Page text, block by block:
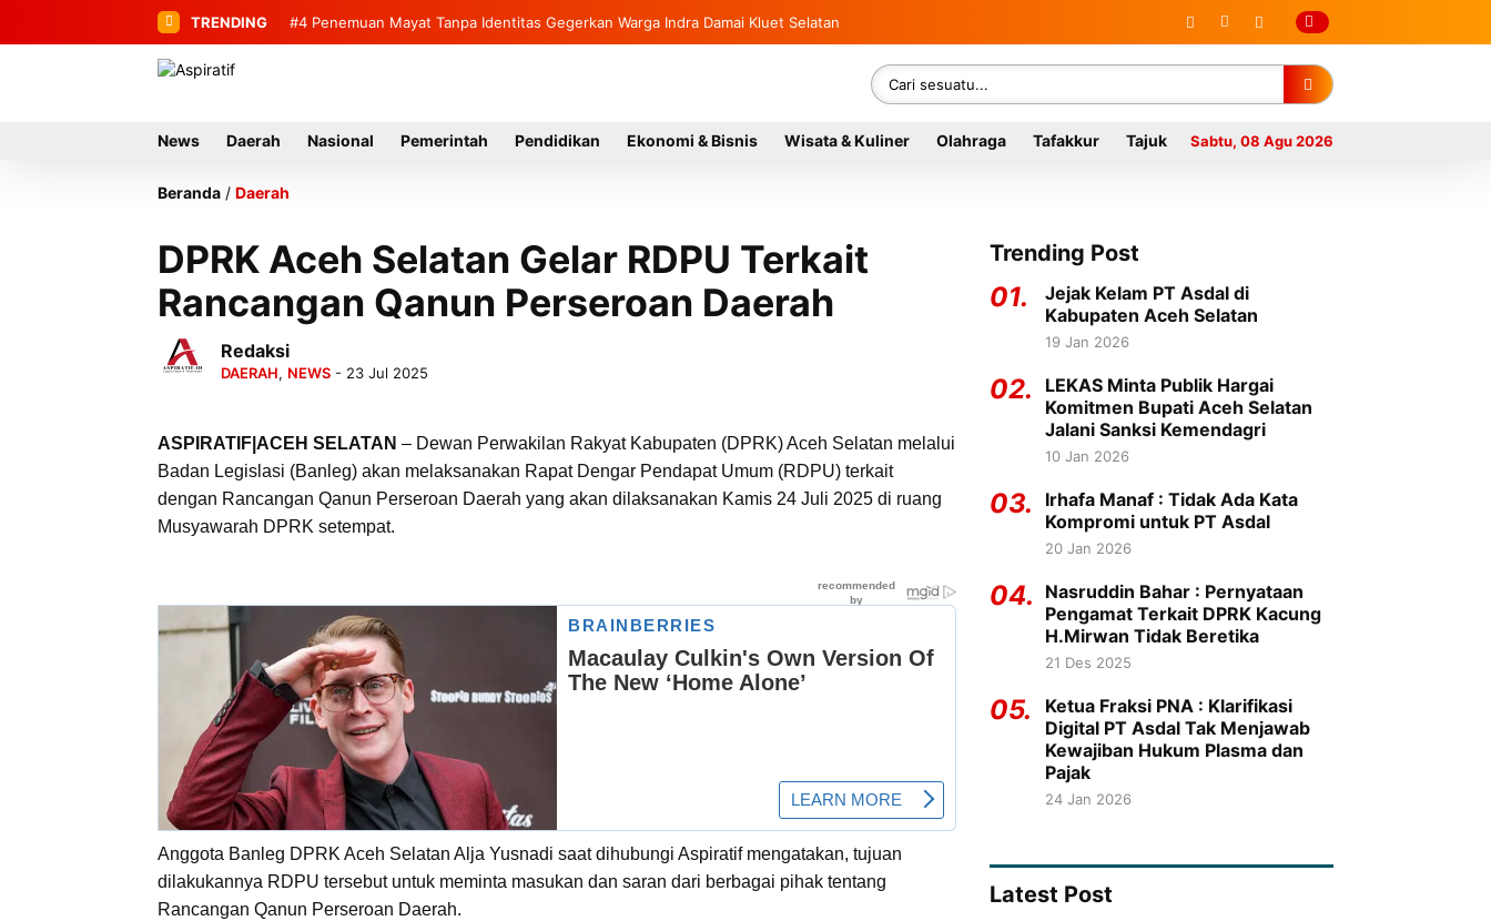
TRENDING #4 Penemuan Mayat Tanpa Identitas Gegerkan Warga Indra Damai Kluet Selatan
#5 Pemuda Aceh Apresiasi Ketegasan Kapolres Aceh Selatan Ungkap Kasus Perampokan Toko Emas
News Daerah Nasional Pemerintah Pendidikan Ekonomi & Bisnis Wisata & Kuliner Olahraga Tafakkur Tajuk Sabtu, 08 Agu 2026
Beranda / Daerah
DPRK Aceh Selatan Gelar RDPU Terkait
Rancangan Qanun Perseroan Daerah
Redaksi
DAERAH, NEWS - 23 Jul 2025
ASPIRATIF|ACEH SELATAN – Dewan Perwakilan Rakyat Kabupaten (DPRK) Aceh Selatan melalui
Badan Legislasi (Banleg) akan melaksanakan Rapat Dengar Pendapat Umum (RDPU) terkait
dengan Rancangan Qanun Perseroan Daerah yang akan dilaksanakan Kamis 24 Juli 2025 di ruang
Musyawarah DPRK setempat.
Anggota Banleg DPRK Aceh Selatan Alja Yusnadi saat dihubungi Aspiratif mengatakan, tujuan
dilakukannya RDPU tersebut untuk meminta masukan dan saran dari berbagai pihak tentang
Rancangan Qanun Perseroan Daerah.
Trending Post
01.
Jejak Kelam PT Asdal di
Kabupaten Aceh Selatan
19 Jan 2026
02.
LEKAS Minta Publik Hargai
Komitmen Bupati Aceh Selatan
Jalani Sanksi Kemendagri
10 Jan 2026
03.
Irhafa Manaf : Tidak Ada Kata
Kompromi untuk PT Asdal
20 Jan 2026
04.
Nasruddin Bahar : Pernyataan
Pengamat Terkait DPRK Kacung
H.Mirwan Tidak Beretika
21 Des 2025
05.
Ketua Fraksi PNA : Klarifikasi
Digital PT Asdal Tak Menjawab
Kewajiban Hukum Plasma dan
Pajak
24 Jan 2026
Latest Post